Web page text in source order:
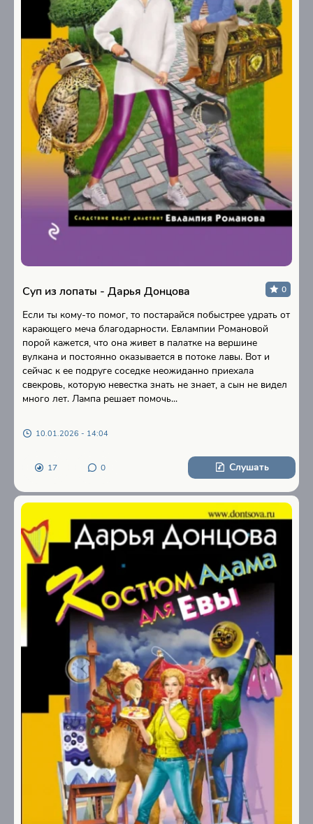
Суп из лопаты - Дарья Донцова 0
Если ты кому-то помог, то постарайся побыстрее удрать от
карающего меча благодарности. Евлампии Романовой
порой кажется, что она живет в палатке на вершине
вулкана и постоянно оказывается в потоке лавы. Вот и
сейчас к ее подруге соседке неожиданно приехала
свекровь, которую невестка знать не знает, а сын не видел
много лет. Лампа решает помочь...
10.01.2026 - 14:04
17 0 Слушать